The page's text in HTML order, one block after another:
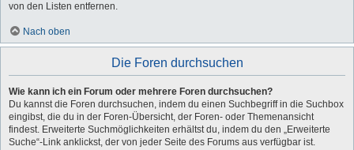
von den Listen entfernen.
Nach oben
Die Foren durchsuchen
Wie kann ich ein Forum oder mehrere Foren durchsuchen?
Du kannst die Foren durchsuchen, indem du einen Suchbegriff in die Suchbox
eingibst, die du in der Foren-Übersicht, der Foren- oder Themenansicht
findest. Erweiterte Suchmöglichkeiten erhältst du, indem du den „Erweiterte
Suche“-Link anklickst, der von jeder Seite des Forums aus verfügbar ist.